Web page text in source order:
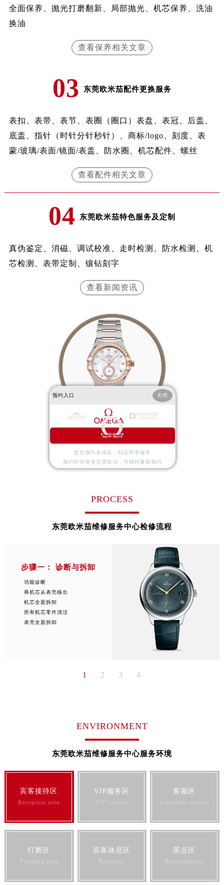
全面保养、抛光打磨翻新、局部抛光、机芯保养、洗油
换油
查看保养相关文章
03 东莞欧米茄配件更换服务
表扣、表带、表节、表圈（圈口）表盘、表冠、后盖、
底盖、指针（时针分针秒针）、商标/logo、刻度、表
蒙/玻璃/表面/镜面/表盖、防水圈、机芯配件、螺丝
查看配件相关文章
04 东莞欧米茄特色服务及定制
真伪鉴定、消磁、调试校准、走时检测、防水检测、机
芯检测、表带定制、镶钻刻字
查看新闻资讯
PROCESS
东莞欧米茄维修服务中心检修流程
步骤一： 诊断与拆卸
功能诊断
将机芯从表壳移出
机芯全面拆卸
所有机芯零件清洁
表壳全面拆卸
1 2 3 4
ENVIRONMENT
东莞欧米茄维修服务中心服务环境
宾客接待区
Reception area
VIP服务区
VIP service
客服区
Customer service
打磨区
Polished area
宾客休息区
Rest area
茶点区
Refreshments
预约入口 关闭
立即预约
提前预约免排队，到店即享服务
预约时间有变无需取消，可随时重新预约